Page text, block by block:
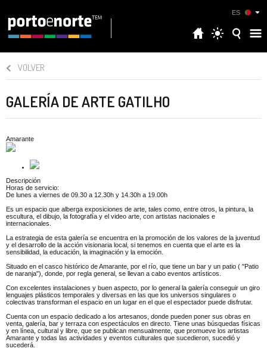
ES
VOLVER
GALERÍA DE ARTE GATILHO
Amarante
Descripción
Horas de servicio:
De lunes a viernes de 09.30 a 12.30h y 14.30h a 19.00h
Es un espacio que alberga exposiciones de arte, tales como, entre otros, la pintura, la
escultura, el dibujo, la fotografía y el video arte, con artistas nacionales e
internacionales.
La estrategia de esta galería se encuentra en la promoción de los valores de la juventud
y el desarrollo de la acción visionaria local, si tenemos en cuenta que el arte es la
sensibilidad, la educación, la imaginación y la emoción.
Situado en el casco histórico de Amarante, por el río, que tiene un bar y un patio ( "Patio
de naranja"), donde, por regla general, se llevan a cabo eventos artísticos.
Con excelentes instalaciones y buen aspecto, por lo general la galería conseguir un giro
lenguajes plásticos temporales y diversas en las que los universos singulares o
colectivas transforman el espacio en un lugar en el que el espectador puede disfrutar.
Cuenta con un espacio dedicado a los artesanos, donde pueden poner sus obras en
venta, galería, bar y terraza con espectáculos en directo. Tiene unas búsquedas físicas
y en línea, cultural y libre, que se publican mensualmente, que promueve los artistas
Amarante y todas las actividades y eventos culturales que sucedieron, sucedió y
sucederá.